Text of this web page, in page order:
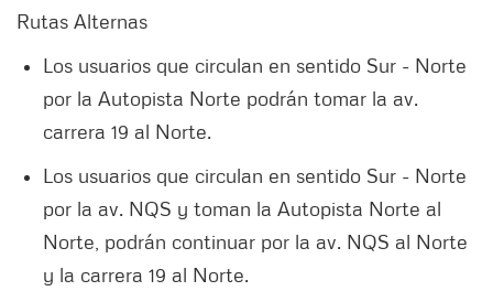
Rutas Alternas
Los usuarios que circulan en sentido Sur - Norte
por la Autopista Norte podrán tomar la av.
carrera 19 al Norte.
Los usuarios que circulan en sentido Sur - Norte
por la av. NQS y toman la Autopista Norte al
Norte, podrán continuar por la av. NQS al Norte
y la carrera 19 al Norte.